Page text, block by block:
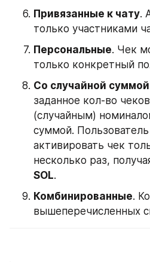
Привязанные к чату.
только участниками
Персональные. Чек
только конкретный
Со случайной суммой
заданное кол-во
(случайным)
суммой.
активировать чек
SOL.
Комбинированные.
вышеперечисленных